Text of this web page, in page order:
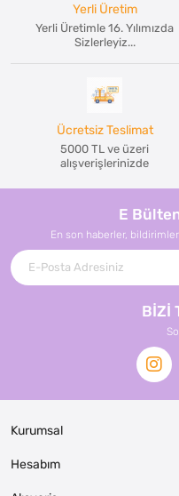
Yerli Üretim
Yerli Üretimle 16. Yılımızda
Sizlerleyiz...
Ücretsiz Teslimat
5000 TL ve üzeri
alışverişlerinizde
E
En son haberler,
BİZİ
Kurumsal
Hesabım